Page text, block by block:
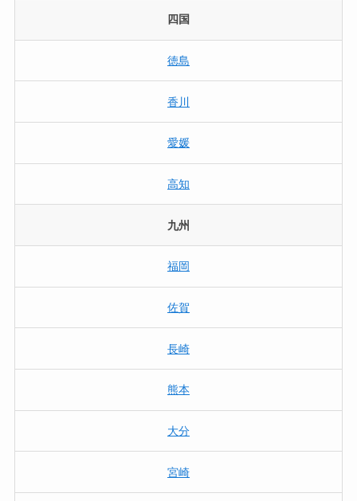
四国
徳島
香川
愛媛
高知
九州
福岡
佐賀
長崎
熊本
大分
宮崎